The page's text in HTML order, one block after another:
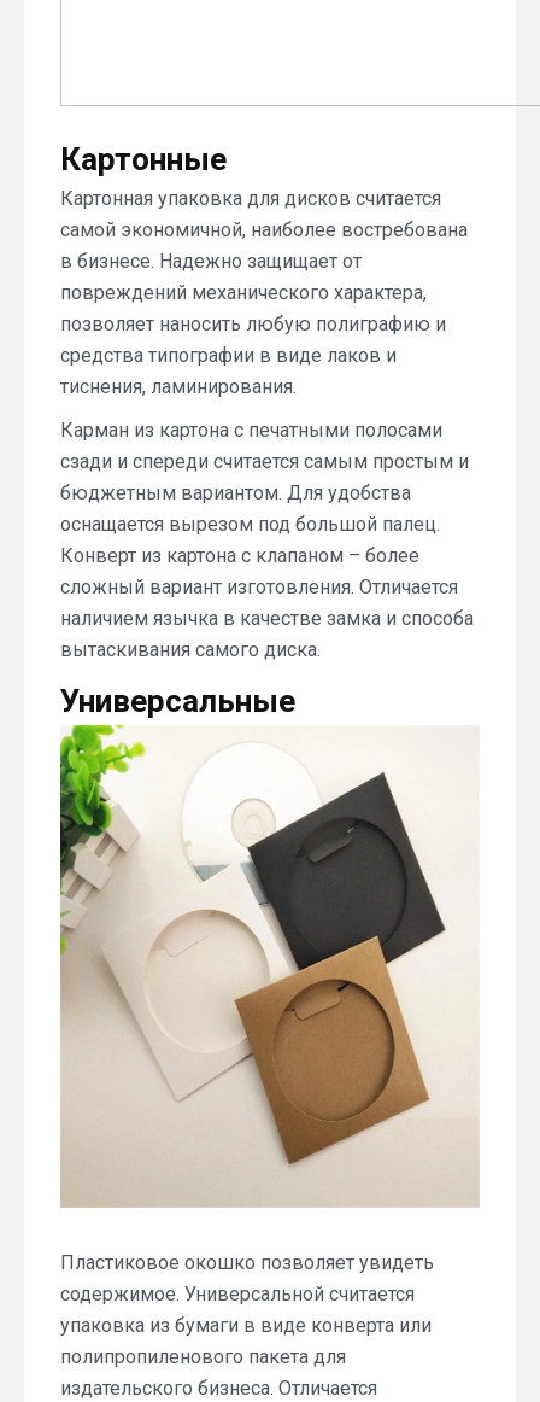
Картонные
Картонная упаковка для дисков считается
самой экономичной, наиболее востребована
в бизнесе. Надежно защищает от
повреждений механического характера,
позволяет наносить любую полиграфию и
средства типографии в виде лаков и
тиснения, ламинирования.
Карман из картона с печатными полосами
сзади и спереди считается самым простым и
бюджетным вариантом. Для удобства
оснащается вырезом под большой палец.
Конверт из картона с клапаном – более
сложный вариант изготовления. Отличается
наличием язычка в качестве замка и способа
вытаскивания самого диска.
Универсальные
Пластиковое окошко позволяет увидеть
содержимое. Универсальной считается
упаковка из бумаги в виде конверта или
полипропиленового пакета для
издательского бизнеса. Отличается